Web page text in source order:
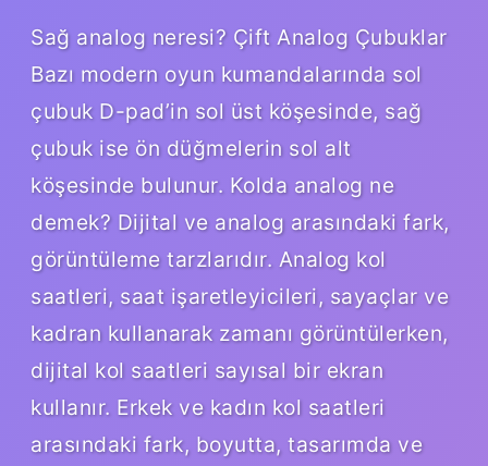
Sağ analog neresi? Çift Analog Çubuklar
Bazı modern oyun kumandalarında sol
çubuk D-pad’in sol üst köşesinde, sağ
çubuk ise ön düğmelerin sol alt
köşesinde bulunur. Kolda analog ne
demek? Dijital ve analog arasındaki fark,
görüntüleme tarzlarıdır. Analog kol
saatleri, saat işaretleyicileri, sayaçlar ve
kadran kullanarak zamanı görüntülerken,
dijital kol saatleri sayısal bir ekran
kullanır. Erkek ve kadın kol saatleri
arasındaki fark, boyutta, tasarımda ve